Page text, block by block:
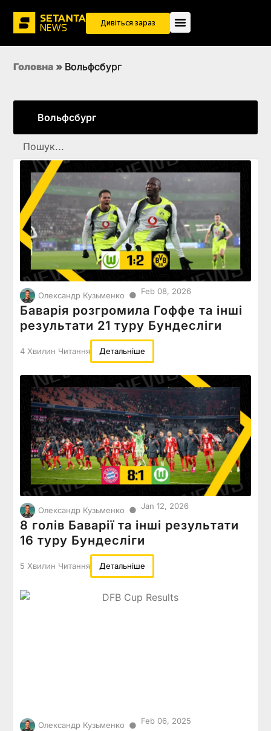
Дивіться зараз
Головна » Вольфсбург
Вольфсбург
Олександр Кузьменко ● Feb 08, 2026
Баварія розгромила Гоффе та інші
результати 21 туру Бундесліги
4 Хвилин Читання Детальніше
Олександр Кузьменко ● Jan 12, 2026
8 голів Баварії та інші результати
16 туру Бундесліги
5 Хвилин Читання Детальніше
Олександр Кузьменко ● Feb 06, 2025